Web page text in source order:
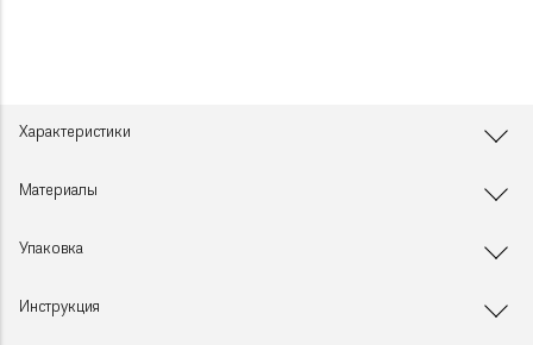
Характеристики
Материалы
Упаковка
Инструкция